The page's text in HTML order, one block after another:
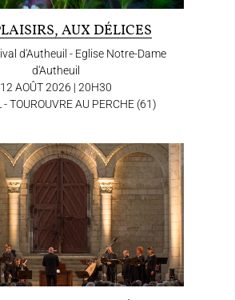
AUX DÉLICES
d'Autheuil - Eglise Notre-Dame
d'Autheuil
12 AOÛT 2026 | 20H30
TOUROUVRE AU PERCHE (61)